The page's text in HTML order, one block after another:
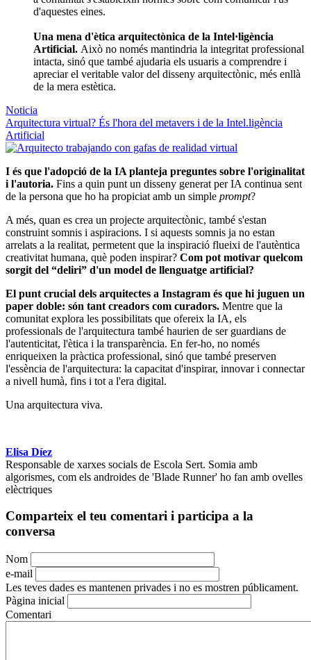
d'aquestes eines.
Una mena d'ètica arquitectònica de la Intel·ligència
Artificial. Això no només mantindria la integritat professional
intacta, sinó que també ajudaria els usuaris a comprendre i
apreciar el veritable valor del disseny arquitectònic, més enllà
de la mera estètica.
Noticia
Arquitectura virtual? És l'hora del metavers i de la Intel.ligència
Artificial
I és que l'adopció de la IA planteja preguntes sobre l'originalitat
i l'autoria. Fins a quin punt un disseny generat per IA continua sent
de la persona que ho ha propiciat amb un simple prompt?
A més, quan es crea un projecte arquitectònic, també s'estan
construint somnis i aspiracions. I si aquests somnis ja no estan
arrelats a la realitat, permetent que la inspiració flueixi de l'autèntica
creativitat humana, què poden inspirar? Com pot motivar quelcom
sorgit del “deliri” d'un model de llenguatge artificial?
El punt crucial dels arquitectes a Instagram és que hi juguen un
paper doble: són tant creadors com curadors. Mentre que la
comunitat explora les possibilitats que ofereix la IA, els
professionals de l'arquitectura també haurien de ser guardians de
l'autenticitat, l'ètica i la transparència. En fer-ho, no només
enriqueixen la pràctica professional, sinó que també preserven
l'essència de l'arquitectura: la capacitat d'inspirar, innovar i connectar
a nivell humà, fins i tot a l'era digital.
Una arquitectura viva.
Elisa Díez
Responsable de xarxes socials de Escola Sert. Somia amb
algorismes, com els androides de 'Blade Runner' ho fan amb ovelles
elèctriques
Comparteix el teu comentari i participa a la
conversa
Nom
e-mail
Les teves dades es mantenen privades i no es mostren públicament.
Pàgina inicial
Comentari